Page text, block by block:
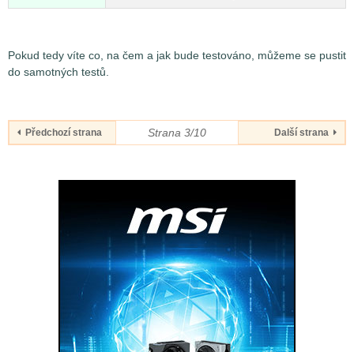
Pokud tedy víte co, na čem a jak bude testováno, můžeme se pustit
do samotných testů.
Předchozí strana Strana 3/10 Další strana